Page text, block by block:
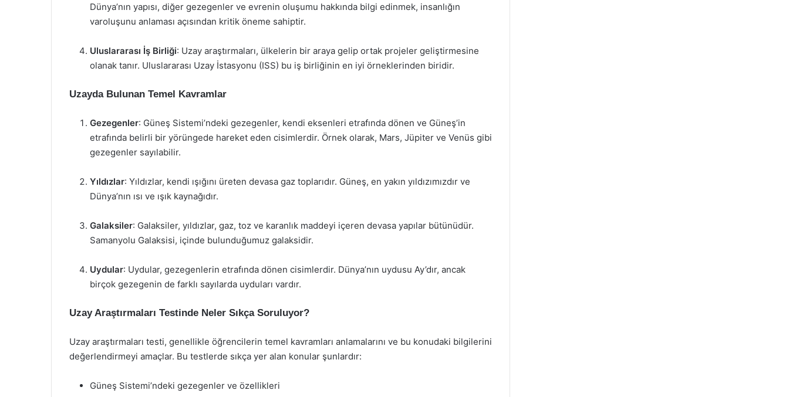
Dünya’nın yapısı, diğer gezegenler ve evrenin oluşumu hakkında bilgi edinmek, insanlığın
varoluşunu anlaması açısından kritik öneme sahiptir.
Uluslararası İş Birliği: Uzay araştırmaları, ülkelerin bir araya gelip ortak projeler geliştirmesine
olanak tanır. Uluslararası Uzay İstasyonu (ISS) bu iş birliğinin en iyi örneklerinden biridir.
Uzayda Bulunan Temel Kavramlar
Gezegenler: Güneş Sistemi’ndeki gezegenler, kendi eksenleri etrafında dönen ve Güneş’in
etrafında belirli bir yörüngede hareket eden cisimlerdir. Örnek olarak, Mars, Jüpiter ve Venüs gibi
gezegenler sayılabilir.
Yıldızlar: Yıldızlar, kendi ışığını üreten devasa gaz toplarıdır. Güneş, en yakın yıldızımızdır ve
Dünya’nın ısı ve ışık kaynağıdır.
Galaksiler: Galaksiler, yıldızlar, gaz, toz ve karanlık maddeyi içeren devasa yapılar bütünüdür.
Samanyolu Galaksisi, içinde bulunduğumuz galaksidir.
Uydular: Uydular, gezegenlerin etrafında dönen cisimlerdir. Dünya’nın uydusu Ay’dır, ancak
birçok gezegenin de farklı sayılarda uyduları vardır.
Uzay Araştırmaları Testinde Neler Sıkça Soruluyor?
Uzay araştırmaları testi, genellikle öğrencilerin temel kavramları anlamalarını ve bu konudaki bilgilerini
değerlendirmeyi amaçlar. Bu testlerde sıkça yer alan konular şunlardır:
Güneş Sistemi’ndeki gezegenler ve özellikleri